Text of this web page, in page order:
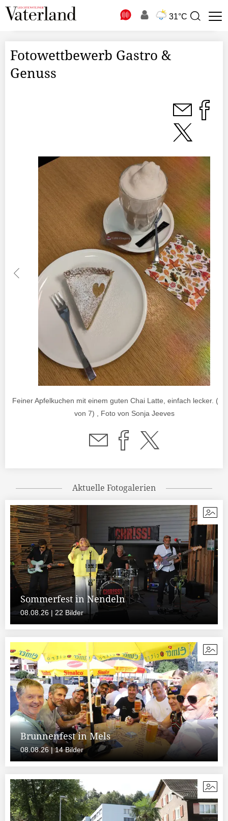
31°C
Suchbegriff
Fotowettbewerb Gastro &
Genuss
Feiner Apfelkuchen mit einem guten Chai Latte, einfach lecker.
von 7) , Foto von Sonja Jeeves
Aktuelle Fotogalerien
Sommerfest in Nendeln
08.08.26 | 22 Bilder
Brunnenfest in Mels
08.08.26 | 14 Bilder